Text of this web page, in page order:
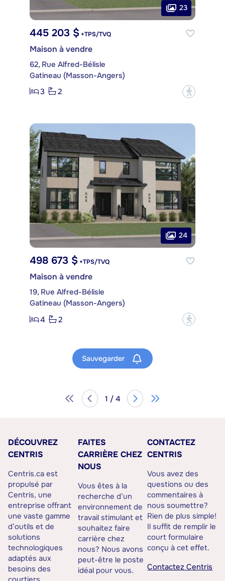
23
445 203 $ +TPS/TVQ
Maison à vendre
62, Rue Alfred-Bélisle
Gatineau (Masson-Angers)
3
2 ?
24
498 673 $ +TPS/TVQ
Maison à vendre
19, Rue Alfred-Bélisle
Gatineau (Masson-Angers)
4
2 ?
Sauvegarder
1 / 4
DÉCOUVREZ
CENTRIS
Centris.ca est
propulsé par
Centris, une
entreprise offrant
une vaste gamme
d’outils et de
solutions
technologiques
adaptés aux
besoins des
FAITES
CARRIÈRE CHEZ
NOUS
Vous êtes à la
recherche d’un
environnement de
travail stimulant et
souhaitez faire
carrière chez
nous? Nous avons
peut-être le poste
idéal pour vous.
CONTACTEZ
CENTRIS
Vous avez des
questions ou des
commentaires à
nous soumettre?
Rien de plus simple!
Il suffit de remplir le
court formulaire
conçu à cet effet.
Contactez Centris